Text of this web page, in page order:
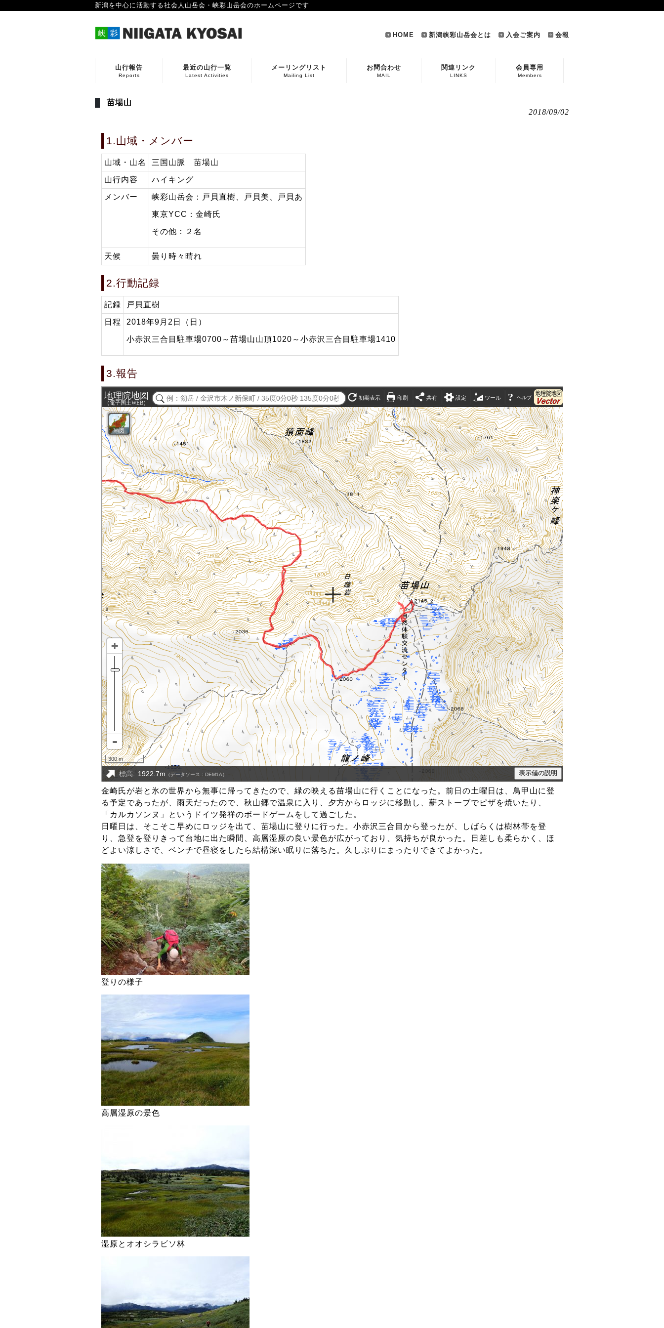
新潟を中心に活動する社会人山岳会・峡彩山岳会のホームページです
HOME 新潟峡彩山岳会とは 入会ご案内 会報
山行報告
Reports
最近の山行一覧
Latest Activities
メーリングリスト
Mailing List
お問合わせ
MAIL
関連リンク
LINKS
会員専用
Members
苗場山
2018/09/02
1.山域・メンバー
山域・山名 三国山脈 苗場山
山行内容 ハイキング
メンバー 峡彩山岳会：戸貝直樹、戸貝美、戸貝あ
東京YCC：金崎氏
その他：２名
天候 曇り時々晴れ
2.行動記録
記録 戸貝直樹
日程 2018年9月2日（日）
小赤沢三合目駐車場0700～苗場山山頂1020～小赤沢三合目駐車場1410
3.報告
金崎氏が岩と氷の世界から無事に帰ってきたので、緑の映える苗場山に行くことになった。前日の土曜日は、鳥甲山に登
る予定であったが、雨天だったので、秋山郷で温泉に入り、夕方からロッジに移動し、薪ストーブでピザを焼いたり、
「カルカソンヌ」というドイツ発祥のボードゲームをして過ごした。
日曜日は、そこそこ早めにロッジを出て、苗場山に登りに行った。小赤沢三合目から登ったが、しばらくは樹林帯を登
り、急登を登りきって台地に出た瞬間、高層湿原の良い景色が広がっており、気持ちが良かった。日差しも柔らかく、ほ
どよい涼しさで、ベンチで昼寝をしたら結構深い眠りに落ちた。久しぶりにまったりできてよかった。
登りの様子
高層湿原の景色
湿原とオオシラビソ林